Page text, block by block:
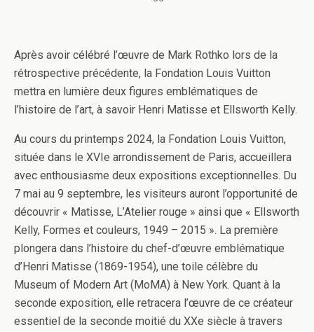
Après avoir célébré l’œuvre de Mark Rothko lors de la
rétrospective précédente, la Fondation Louis Vuitton
mettra en lumière deux figures emblématiques de
l’histoire de l’art, à savoir Henri Matisse et Ellsworth Kelly.
Au cours du printemps 2024, la Fondation Louis Vuitton,
située dans le XVIe arrondissement de Paris, accueillera
avec enthousiasme deux expositions exceptionnelles. Du
7 mai au 9 septembre, les visiteurs auront l’opportunité de
découvrir « Matisse, L’Atelier rouge » ainsi que « Ellsworth
Kelly, Formes et couleurs, 1949 – 2015 ». La première
plongera dans l’histoire du chef-d’œuvre emblématique
d’Henri Matisse (1869-1954), une toile célèbre du
Museum of Modern Art (MoMA) à New York. Quant à la
seconde exposition, elle retracera l’œuvre de ce créateur
essentiel de la seconde moitié du XXe siècle à travers